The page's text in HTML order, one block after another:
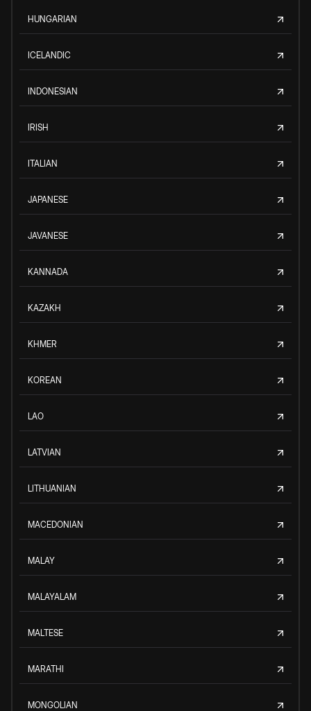
HUNGARIAN
ICELANDIC
INDONESIAN
IRISH
ITALIAN
JAPANESE
JAVANESE
KANNADA
KAZAKH
KHMER
KOREAN
LAO
LATVIAN
LITHUANIAN
MACEDONIAN
MALAY
MALAYALAM
MALTESE
MARATHI
MONGOLIAN